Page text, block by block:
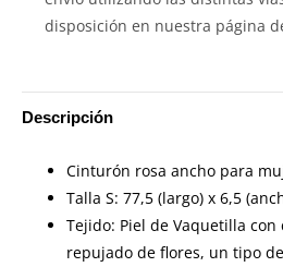
disposición en nuestra página
Descripción
Cinturón rosa ancho para
Talla S: 77,5 (largo) x 6,5
Tejido: Piel de Vaquetilla
repujado de flores, un tipo